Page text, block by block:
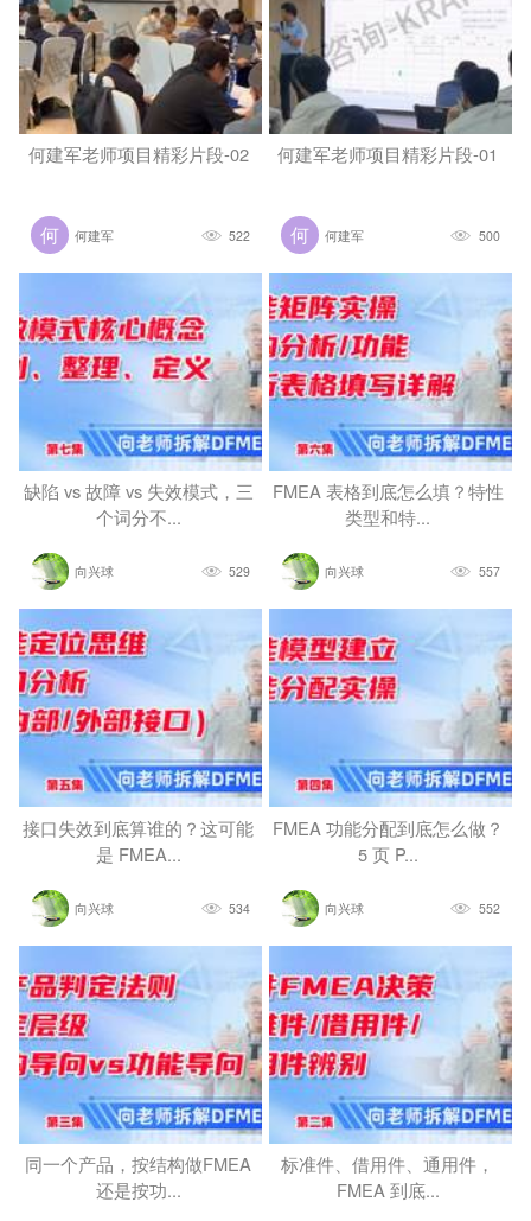
何建军老师项目精彩片段-02
何建军 522
何建军老师项目精彩片段-01
何建军 500
缺陷 vs 故障 vs 失效模式，三
个词分不...
向兴球 529
FMEA 表格到底怎么填？特性
类型和特...
向兴球 557
接口失效到底算谁的？这可能
是 FMEA...
向兴球 534
FMEA 功能分配到底怎么做？
5 页 P...
向兴球 552
同一个产品，按结构做FMEA
还是按功...
标准件、借用件、通用件，
FMEA 到底...